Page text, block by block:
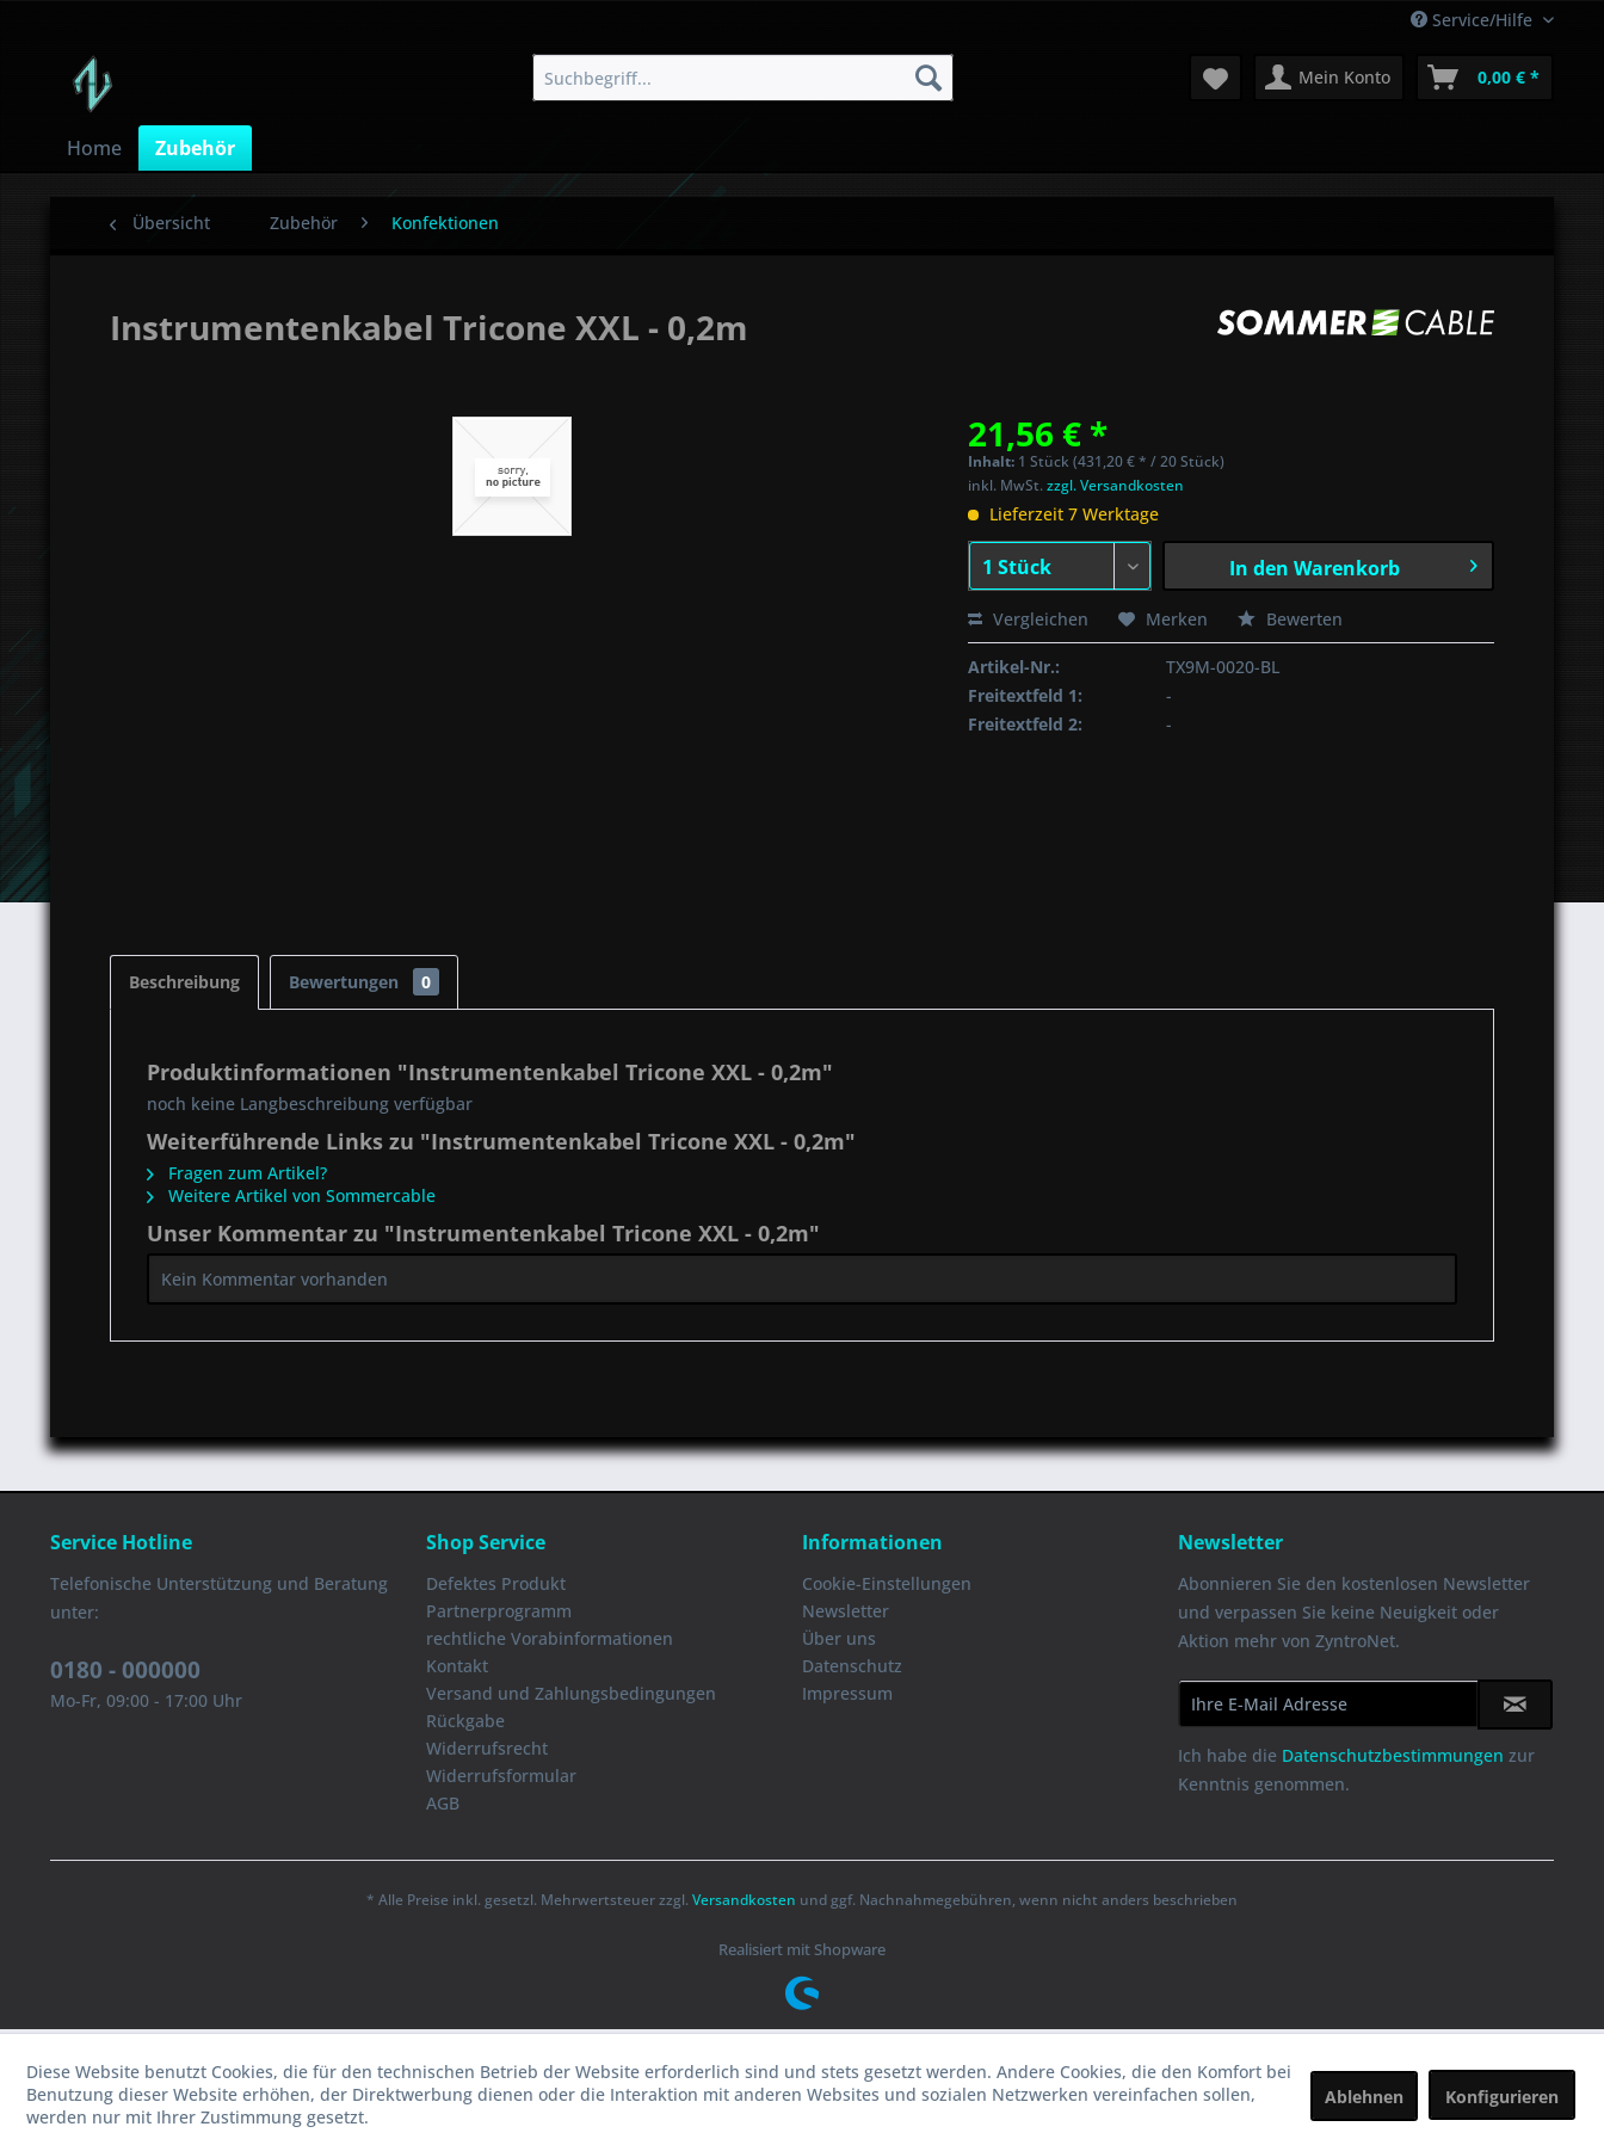
Service/Hilfe
Mein Konto 0,00 € *
Home Zubehör
Übersicht Zubehör Konfektionen
Instrumentenkabel Tricone XXL - 0,2m
21,56 € *
Inhalt: 1 Stück (431,20 € * / 20 Stück)
inkl. MwSt.zzgl. Versandkosten
Lieferzeit 7 Werktage
In den Warenkorb
Vergleichen Merken Bewerten
Artikel-Nr.:
TX9M-0020-BL
Freitextfeld 1:
-
Freitextfeld 2:
-
Beschreibung Bewertungen 0
Produktinformationen "Instrumentenkabel Tricone XXL - 0,2m"
noch keine Langbeschreibung verfügbar
Weiterführende Links zu "Instrumentenkabel Tricone XXL - 0,2m"
Fragen zum Artikel?
Weitere Artikel von Sommercable
Unser Kommentar zu "Instrumentenkabel Tricone XXL - 0,2m"
Kein Kommentar vorhanden
Service Hotline
Telefonische Unterstützung und Beratung
unter:
0180 - 000000
Mo-Fr, 09:00 - 17:00 Uhr
Shop Service
Defektes Produkt
Partnerprogramm
rechtliche Vorabinformationen
Kontakt
Versand und Zahlungsbedingungen
Rückgabe
Widerrufsrecht
Widerrufsformular
AGB
Informationen
Cookie-Einstellungen
Newsletter
Über uns
Datenschutz
Impressum
Newsletter
Abonnieren Sie den kostenlosen Newsletter
und verpassen Sie keine Neuigkeit oder
Aktion mehr von ZyntroNet.
Ich habe die Datenschutzbestimmungen zur
Kenntnis genommen.
* Alle Preise inkl. gesetzl. Mehrwertsteuer zzgl. Versandkosten und ggf. Nachnahmegebühren, wenn nicht anders beschrieben
Realisiert mit Shopware
Diese Website benutzt Cookies, die für den technischen Betrieb der Website erforderlich sind und stets gesetzt werden. Andere Cookies, die den Komfort bei
Benutzung dieser Website erhöhen, der Direktwerbung dienen oder die Interaktion mit anderen Websites und sozialen Netzwerken vereinfachen sollen,
werden nur mit Ihrer Zustimmung gesetzt.
Ablehnen Konfigurieren